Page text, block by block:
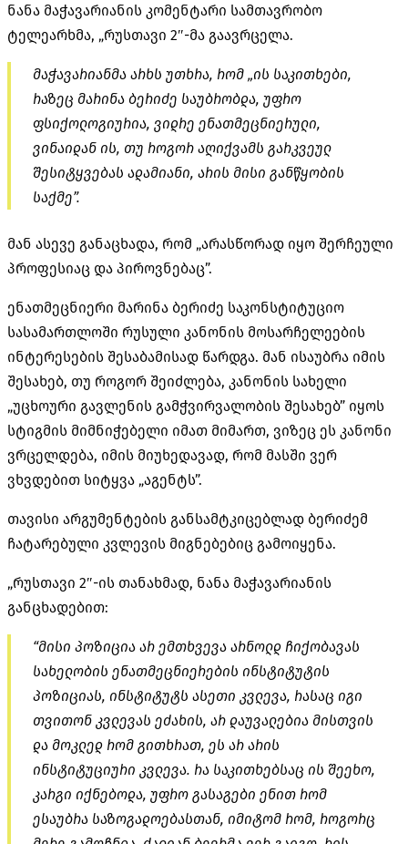
ნანა მაჭავარიანის კომენტარი სამთავრობო
ტელეარხმა, „რუსთავი 2″-მა გაავრცელა.
მაჭავარიანმა არხს უთხრა, რომ „ის საკითხები,
რაზეც მარინა ბერიძე საუბრობდა, უფრო
ფსიქოლოგიურია, ვიდრე ენათმეცნიერული,
ვინაიდან ის, თუ როგორ აღიქვამს გარკვეულ
შესიტყვებას ადამიანი, არის მისი განწყობის
საქმე”.
მან ასევე განაცხადა, რომ „არასწორად იყო შერჩეული
პროფესიაც და პიროვნებაც”.
ენათმეცნიერი მარინა ბერიძე საკონსტიტუციო
სასამართლოში რუსული კანონის მოსარჩელეების
ინტერესების შესაბამისად წარდგა. მან ისაუბრა იმის
შესახებ, თუ როგორ შეიძლება, კანონის სახელი
„უცხოური გავლენის გამჭვირვალობის შესახებ” იყოს
სტიგმის მიმნიჭებელი იმათ მიმართ, ვიზეც ეს კანონი
ვრცელდება, იმის მიუხედავად, რომ მასში ვერ
ვხვდებით სიტყვა „აგენტს”.
თავისი არგუმენტების განსამტკიცებლად ბერიძემ
ჩატარებული კვლევის მიგნებებიც გამოიყენა.
„რუსთავი 2″-ის თანახმად, ნანა მაჭავარიანის
განცხადებით:
“მისი პოზიცია არ ემთხვევა არნოლდ ჩიქობავას
სახელობის ენათმეცნიერების ინსტიტუტის
პოზიციას, ინსტიტუტს ასეთი კვლევა, რასაც იგი
თვითონ კვლევას ეძახის, არ დაუვალებია მისთვის
და მოკლედ რომ გითხრათ, ეს არ არის
ინსტიტუციური კვლევა. რა საკითხებსაც ის შეეხო,
კარგი იქნებოდა, უფრო გასაგები ენით რომ
ესაუბრა საზოგადოებასთან, იმიტომ რომ, როგორც